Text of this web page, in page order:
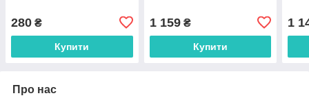
280 ₴
Купити
1 159₴
Купити
1
Про нас